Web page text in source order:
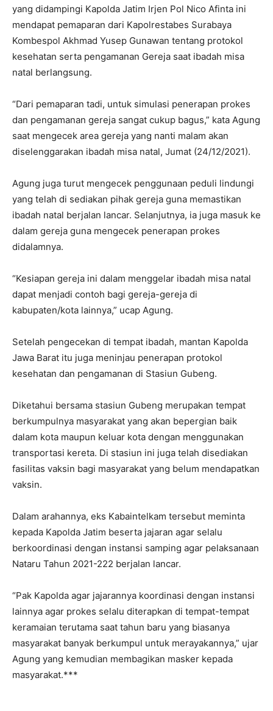
yang didampingi Kapolda Jatim Irjen Pol Nico Afinta ini
mendapat pemaparan dari Kapolrestabes Surabaya
Kombespol Akhmad Yusep Gunawan tentang protokol
kesehatan serta pengamanan Gereja saat ibadah misa
natal berlangsung.
“Dari pemaparan tadi, untuk simulasi penerapan prokes
dan pengamanan gereja sangat cukup bagus,” kata Agung
saat mengecek area gereja yang nanti malam akan
diselenggarakan ibadah misa natal, Jumat (24/12/2021).
Agung juga turut mengecek penggunaan peduli lindungi
yang telah di sediakan pihak gereja guna memastikan
ibadah natal berjalan lancar. Selanjutnya, ia juga masuk ke
dalam gereja guna mengecek penerapan prokes
didalamnya.
“Kesiapan gereja ini dalam menggelar ibadah misa natal
dapat menjadi contoh bagi gereja-gereja di
kabupaten/kota lainnya,” ucap Agung.
Setelah pengecekan di tempat ibadah, mantan Kapolda
Jawa Barat itu juga meninjau penerapan protokol
kesehatan dan pengamanan di Stasiun Gubeng.
Diketahui bersama stasiun Gubeng merupakan tempat
berkumpulnya masyarakat yang akan bepergian baik
dalam kota maupun keluar kota dengan menggunakan
transportasi kereta. Di stasiun ini juga telah disediakan
fasilitas vaksin bagi masyarakat yang belum mendapatkan
vaksin.
Dalam arahannya, eks Kabaintelkam tersebut meminta
kepada Kapolda Jatim beserta jajaran agar selalu
berkoordinasi dengan instansi samping agar pelaksanaan
Nataru Tahun 2021-222 berjalan lancar.
“Pak Kapolda agar jajarannya koordinasi dengan instansi
lainnya agar prokes selalu diterapkan di tempat-tempat
keramaian terutama saat tahun baru yang biasanya
masyarakat banyak berkumpul untuk merayakannya,” ujar
Agung yang kemudian membagikan masker kepada
masyarakat.***